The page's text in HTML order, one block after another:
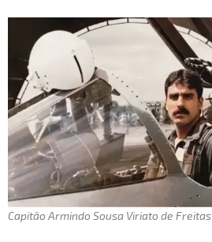
Capitão Armindo Sousa Viriato de Freitas